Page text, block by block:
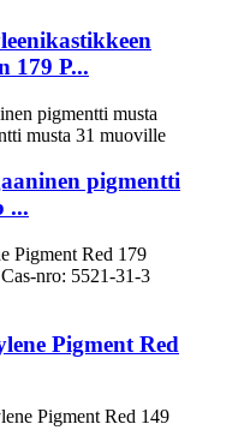
179 P...
pigmentti
...
Pigment Red